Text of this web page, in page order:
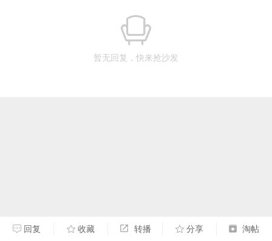
暂无回复，快来抢沙发
回复 收藏 转播 分享 淘帖